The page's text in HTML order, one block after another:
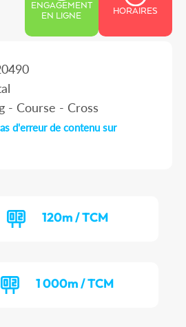
ENGAGEMENT
EN LIGNE
HORAIRES
Course - Cross
d'erreur de contenu sur
120m / TCM
1 000m / TCM